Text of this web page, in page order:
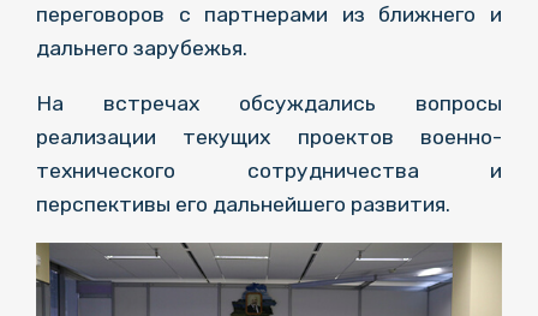
переговоров с партнерами из ближнего и
дальнего зарубежья.
На встречах обсуждались вопросы
реализации текущих проектов военно-
технического сотрудничества и
перспективы его дальнейшего развития.